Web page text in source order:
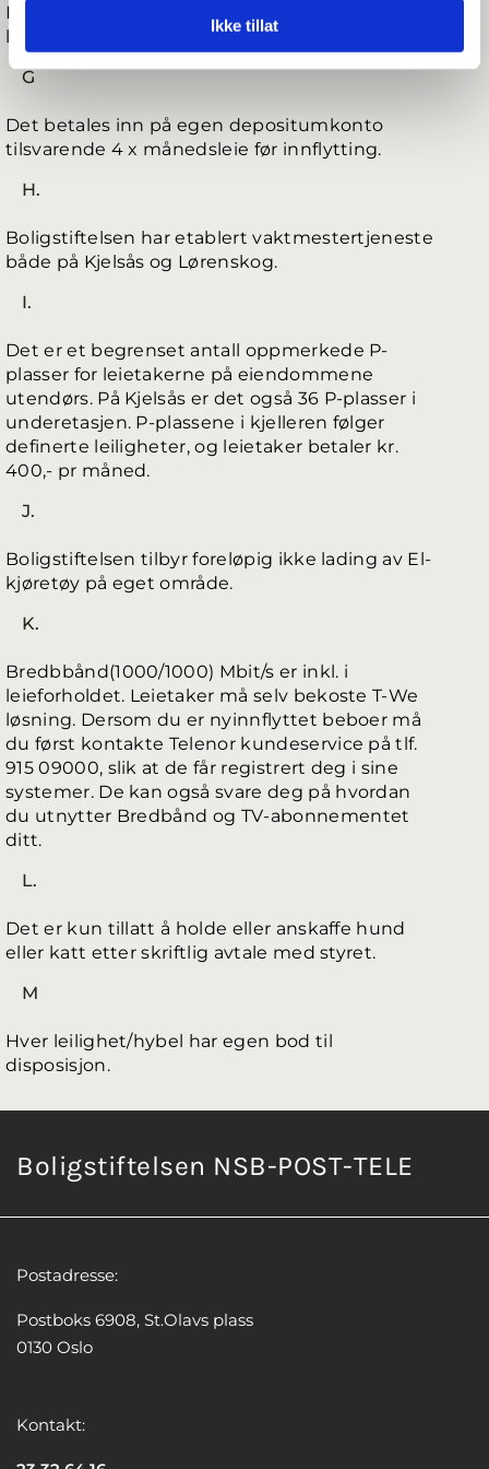
Ikke tillat
Leietaker betaler a’konto for strøm i tillegg til
leie hver måned.
G
Det betales inn på egen depositumkonto
tilsvarende 4 x månedsleie før innflytting.
H.
Boligstiftelsen har etablert vaktmestertjeneste
både på Kjelsås og Lørenskog.
I.
Det er et begrenset antall oppmerkede P-
plasser for leietakerne på eiendommene
utendørs. På Kjelsås er det også 36 P-plasser i
underetasjen. P-plassene i kjelleren følger
definerte leiligheter, og leietaker betaler kr.
400,- pr måned.
J.
Boligstiftelsen tilbyr foreløpig ikke lading av El-
kjøretøy på eget område.
K.
Bredbbånd(1000/1000) Mbit/s er inkl. i
leieforholdet. Leietaker må selv bekoste T-We
løsning. Dersom du er nyinnflyttet beboer må
du først kontakte Telenor kundeservice på tlf.
915 09000, slik at de får registrert deg i sine
systemer. De kan også svare deg på hvordan
du utnytter Bredbånd og TV-abonnementet
ditt.
L.
Det er kun tillatt å holde eller anskaffe hund
eller katt etter skriftlig avtale med styret.
M
Hver leilighet/hybel har egen bod til
disposisjon.
Boligstiftelsen NSB-POST-TELE
Postadresse:
Postboks 6908, St.Olavs plass
0130 Oslo
Kontakt: